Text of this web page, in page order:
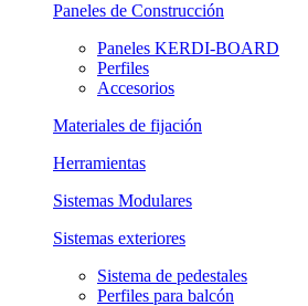
Paneles de Construcción
Paneles KERDI-BOARD
Perfiles
Accesorios
Materiales de fijación
Herramientas
Sistemas Modulares
Sistemas exteriores
Sistema de pedestales
Perfiles para balcón